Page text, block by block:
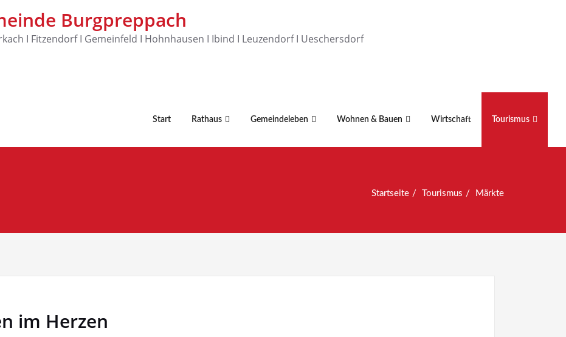
Burgpreppach
I Fitzendorf I Gemeinfeld I Hohnhausen I Ibind I Leuzendorf I Ueschersdorf
Start Rathaus Gemeindeleben Wohnen & Bauen Wirtschaft Tourismus
Startseite Tourismus Märkte
im Herzen